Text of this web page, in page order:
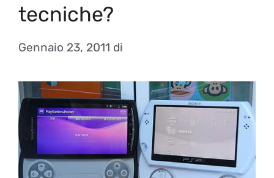
tecniche?
Gennaio 23, 2011 di